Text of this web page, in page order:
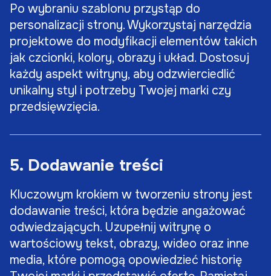
Po wybraniu szablonu przystąp do
personalizacji strony. Wykorzystaj narzędzia
projektowe do modyfikacji elementów takich
jak czcionki, kolory, obrazy i układ. Dostosuj
każdy aspekt witryny, aby odzwierciedlić
unikalny styl i potrzeby Twojej marki czy
przedsięwzięcia.
5. Dodawanie treści
Kluczowym krokiem w tworzeniu strony jest
dodawanie treści, która będzie angażować
odwiedzających. Uzupełnij witrynę o
wartościowy tekst, obrazy, wideo oraz inne
media, które pomogą opowiedzieć historię